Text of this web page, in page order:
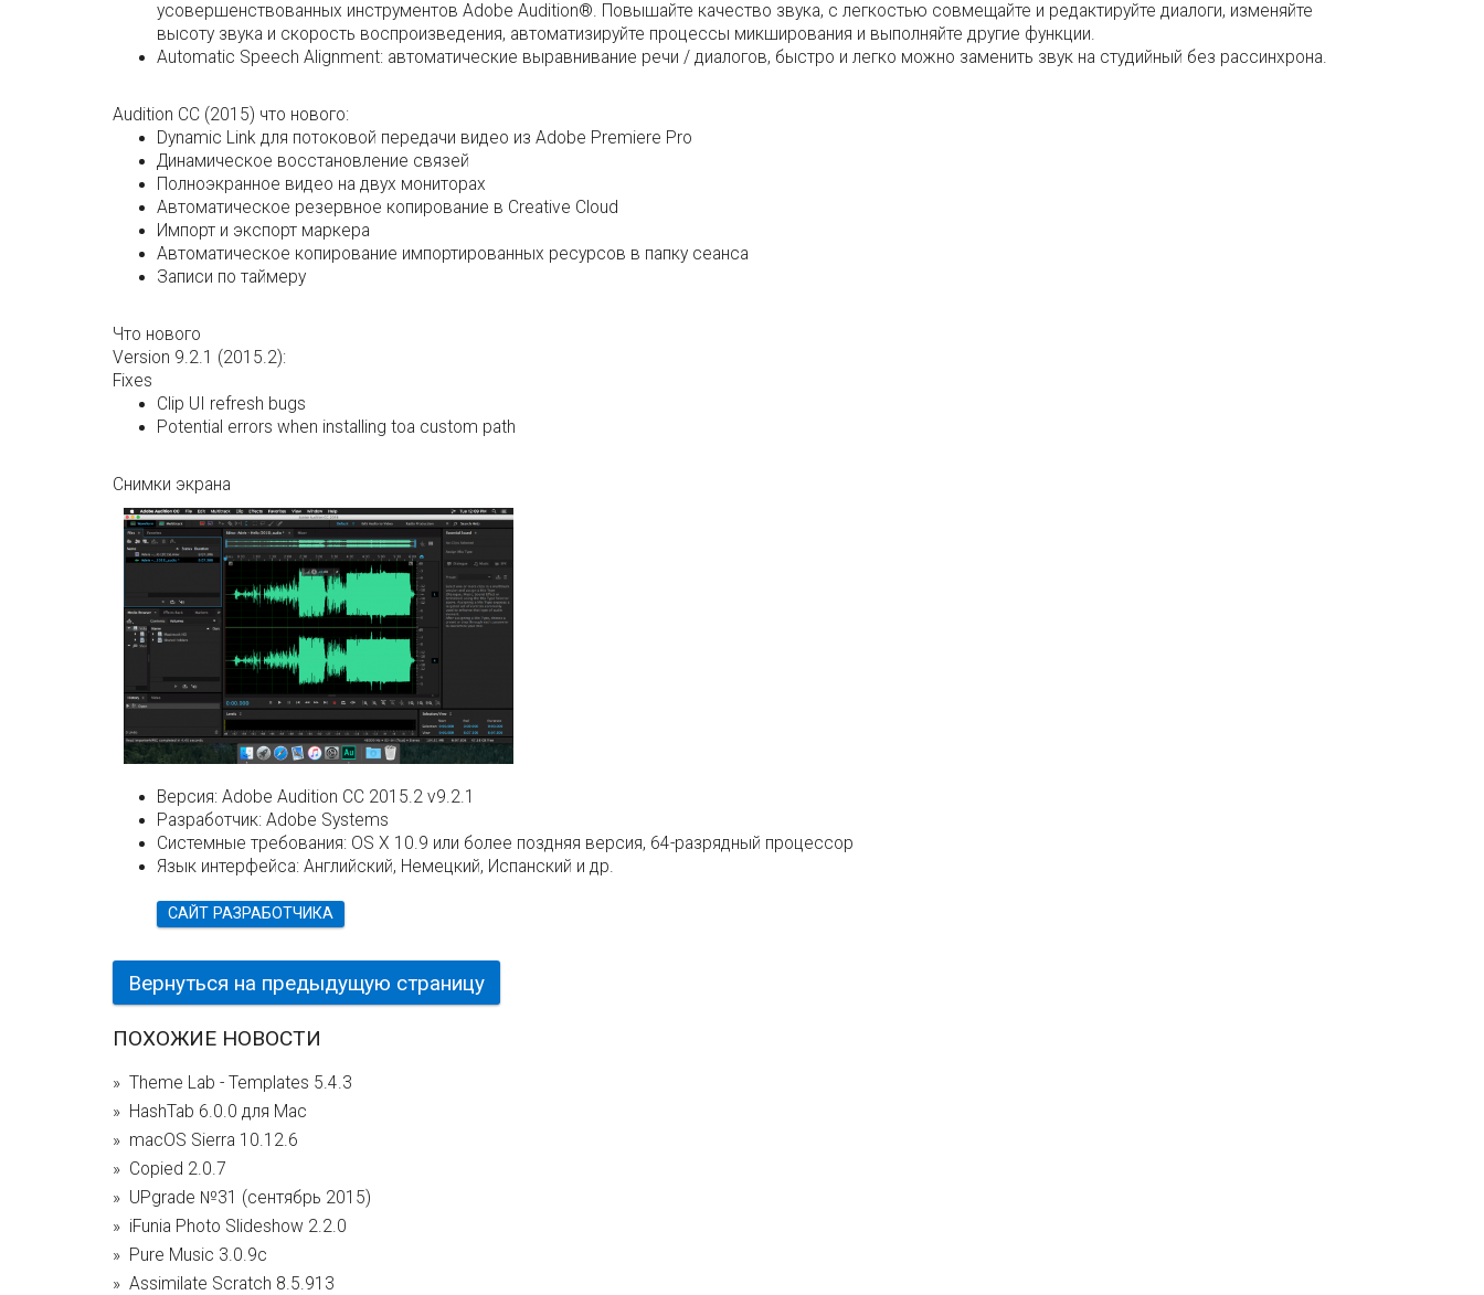
усовершенствованных инструментов Adobe Audition®. Повышайте качество звука, с легкостью совмещайте и редактируйте диалоги, изменяйте
высоту звука и скорость воспроизведения, автоматизируйте процессы микширования и выполняйте другие функции.
Automatic Speech Alignment: автоматические выравнивание речи / диалогов, быстро и легко можно заменить звук на студийный без рассинхрона.
Audition CC (2015) что нового:
Dynamic Link для потоковой передачи видео из Adobe Premiere Pro
Динамическое восстановление связей
Полноэкранное видео на двух мониторах
Автоматическое резервное копирование в Creative Cloud
Импорт и экспорт маркера
Автоматическое копирование импортированных ресурсов в папку сеанса
Записи по таймеру
Что нового
Version 9.2.1 (2015.2):
Fixes
Clip UI refresh bugs
Potential errors when installing toa custom path
Снимки экрана
Версия: Adobe Audition CC 2015.2 v9.2.1
Разработчик: Adobe Systems
Системные требования: OS X 10.9 или более поздняя версия, 64-разрядный процессор
Язык интерфейса: Английский, Немецкий, Испанский и др.
САЙТ РАЗРАБОТЧИКА
Вернуться на предыдущую страницу
ПОХОЖИЕ НОВОСТИ
Theme Lab - Templates 5.4.3
HashTab 6.0.0 для Mac
macOS Sierra 10.12.6
Copied 2.0.7
UPgrade №31 (сентябрь 2015)
iFunia Photo Slideshow 2.2.0
Pure Music 3.0.9c
Assimilate Scratch 8.5.913